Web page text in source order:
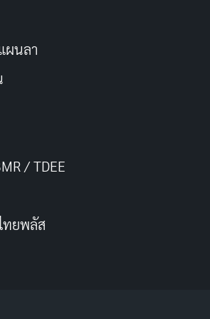
ผนลา
/ TDEE
ทยพลัส